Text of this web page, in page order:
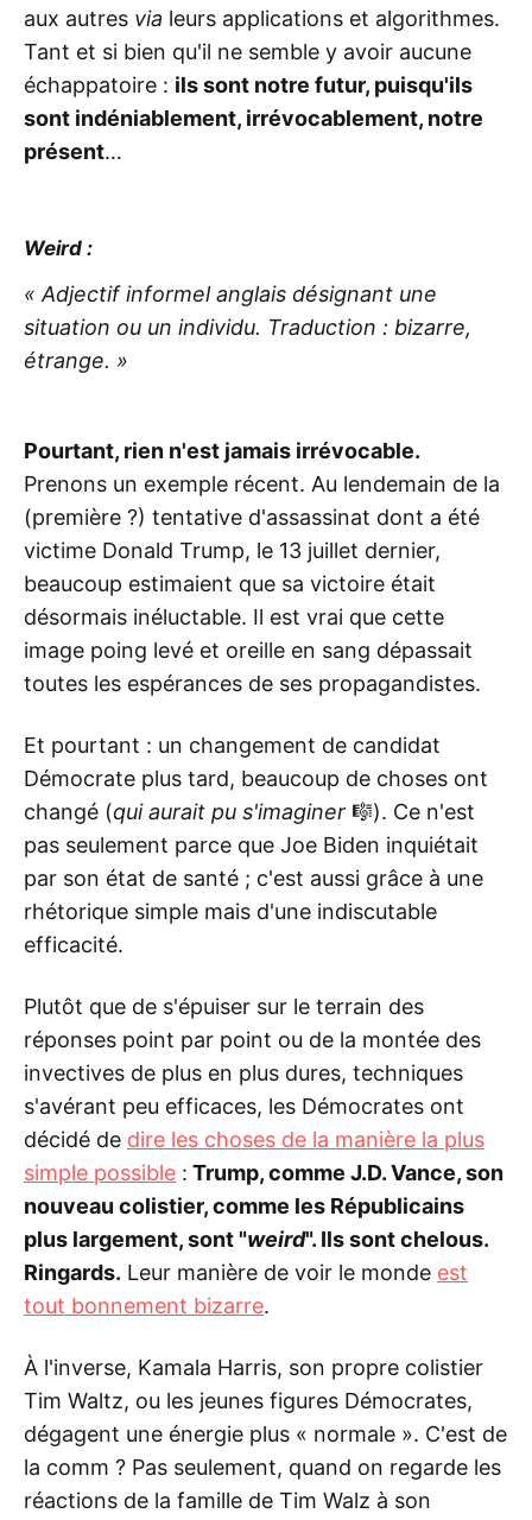
aux autres via leurs applications et algorithmes.
Tant et si bien qu'il ne semble y avoir aucune
échappatoire : ils sont notre futur, puisqu'ils
sont indéniablement, irrévocablement, notre
présent…
Weird :
« Adjectif informel anglais désignant une
situation ou un individu. Traduction : bizarre,
étrange. »
Pourtant, rien n'est jamais irrévocable.
Prenons un exemple récent. Au lendemain de la
(première ?) tentative d'assassinat dont a été
victime Donald Trump, le 13 juillet dernier,
beaucoup estimaient que sa victoire était
désormais inéluctable. Il est vrai que cette
image poing levé et oreille en sang dépassait
toutes les espérances de ses propagandistes.
Et pourtant : un changement de candidat
Démocrate plus tard, beaucoup de choses ont
changé (qui aurait pu s'imaginer 🎼). Ce n'est
pas seulement parce que Joe Biden inquiétait
par son état de santé ; c'est aussi grâce à une
rhétorique simple mais d'une indiscutable
efficacité.
Plutôt que de s'épuiser sur le terrain des
réponses point par point ou de la montée des
invectives de plus en plus dures, techniques
s'avérant peu efficaces, les Démocrates ont
décidé de dire les choses de la manière la plus
simple possible : Trump, comme J.D. Vance, son
nouveau colistier, comme les Républicains
plus largement, sont "weird". Ils sont chelous.
Ringards. Leur manière de voir le monde est
tout bonnement bizarre.
À l'inverse, Kamala Harris, son propre colistier
Tim Waltz, ou les jeunes figures Démocrates,
dégagent une énergie plus « normale ». C'est de
la comm ? Pas seulement, quand on regarde les
réactions de la famille de Tim Walz à son